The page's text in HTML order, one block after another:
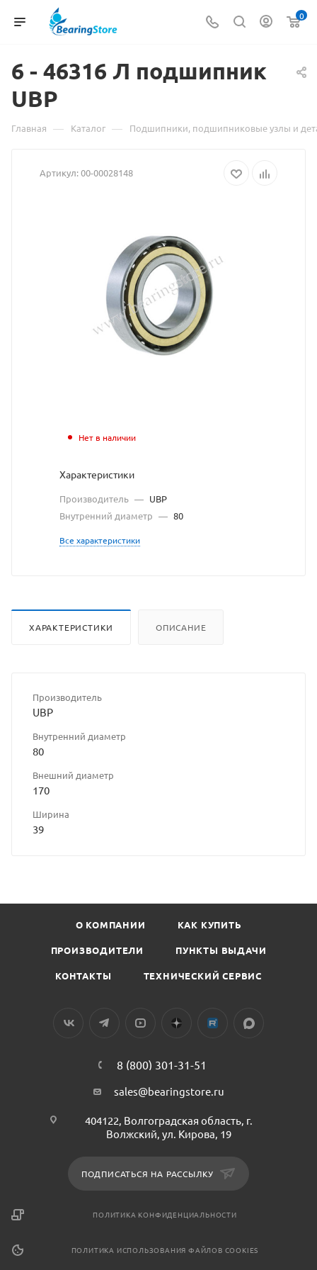
0
6 - 46316 Материал
товаре
-
Л
подшипник
UBP
взят
с
ссылке
разрешения
владельца
сайта
Л подшипник
UBP
Главная — Каталог — Подшипники, подшипниковые узлы и
Артикул:00-00028148
Нет в наличии
Характеристики
Производитель — UBP
Внутренний диаметр — 80
Все характеристики
ХАРАКТЕРИСТИКИ ОПИСАНИЕ
Производитель
UBP
Внутренний диаметр
80
Внешний диаметр
170
Ширина
39
О КОМПАНИИ КАК КУПИТЬ
ПРОИЗВОДИТЕЛИ ПУНКТЫ ВЫДАЧИ
КОНТАКТЫ ТЕХНИЧЕСКИЙ СЕРВИС
8 (800) 301-31-51
sales@bearingstore.ru
404122, Волгоградская область, г.
Волжский, ул. Кирова, 19
ПОДПИСАТЬСЯ НА РАССЫЛКУ
ПОЛИТИКА КОНФИДЕНЦИАЛЬНОСТИ
ПОЛИТИКА ИСПОЛЬЗОВАНИЯ ФАЙЛОВ COOKIES